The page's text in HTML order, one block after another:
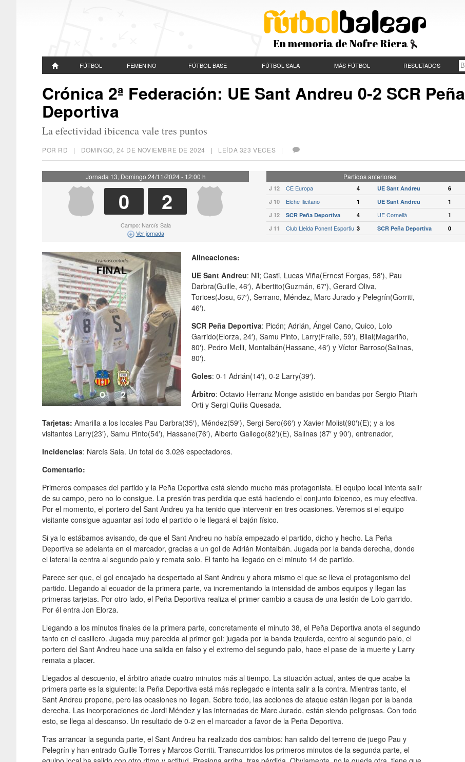
En memoria de Nofre Riera
FÚTBOL FEMENINO FÚTBOL BASE FÚTBOL SALA MÁS FÚTBOL RESULTADOS
Crónica 2ª Federación: UE Sant Andreu 0-2 SCR Peña
Deportiva
La efectividad ibicenca vale tres puntos
POR RD | DOMINGO, 24 DE NOVIEMBRE DE 2024 | LEÍDA 323 VECES |
Jornada 13, Domingo 24/11/2024 - 12:00 h
0 2
Campo: Narcís Sala
Ver jornada
Partidos anteriores
J 12 CE Europa 4 UE Sant Andreu
6
J 10
Elche Ilicitano 1 UE Sant Andreu
1
J 12
SCR Peña Deportiva 4 UE Cornellà
1
J 11
Club Lleida Ponent Esportiu 3 SCR Peña Deportiva 0
Alineaciones:
UE Sant Andreu: Nil; Casti, Lucas Viña(Ernest Forgas, 58′), Pau
Darbra(Guille, 46′), Albertito(Guzmán, 67′), Gerard Oliva,
Torices(Josu, 67′), Serrano, Méndez, Marc Jurado y Pelegrín(Gorriti,
46′).
SCR Peña Deportiva: Picón; Adrián, Ángel Cano, Quico, Lolo
Garrido(Elorza, 24′), Samu Pinto, Larry(Fraile, 59′), Bilal(Magariño,
80′), Pedro Melli, Montalbán(Hassane, 46′) y Víctor Barroso(Salinas,
80′).
Goles: 0-1 Adrián(14′), 0-2 Larry(39′).
Árbitro: Octavio Herranz Monge asistido en bandas por Sergio Pitarh
Orti y Sergi Quilis Quesada.
Tarjetas: Amarilla a los locales Pau Darbra(35′), Méndez(59′), Sergi Sero(66′) y Xavier Molist(90′)(E); y a los
visitantes Larry(23′), Samu Pinto(54′), Hassane(76′), Alberto Gallego(82′)(E), Salinas (87′ y 90′), entrenador,
Incidencias: Narcís Sala. Un total de 3.026 espectadores.
Comentario:
Primeros compases del partido y la Peña Deportiva está siendo mucho más protagonista. El equipo local intenta salir
de su campo, pero no lo consigue. La presión tras perdida que está haciendo el conjunto ibicenco, es muy efectiva.
Por el momento, el portero del Sant Andreu ya ha tenido que intervenir en tres ocasiones. Veremos si el equipo
visitante consigue aguantar así todo el partido o le llegará el bajón físico.
Si ya lo estábamos avisando, de que el Sant Andreu no había empezado el partido, dicho y hecho. La Peña
Deportiva se adelanta en el marcador, gracias a un gol de Adrián Montalbán. Jugada por la banda derecha, donde
el lateral la centra al segundo palo y remata solo. El tanto ha llegado en el minuto 14 de partido.
Parece ser que, el gol encajado ha despertado al Sant Andreu y ahora mismo el que se lleva el protagonismo del
partido. Llegando al ecuador de la primera parte, va incrementando la intensidad de ambos equipos y llegan las
primeras tarjetas. Por otro lado, el Peña Deportiva realiza el primer cambio a causa de una lesión de Lolo garrido.
Por él entra Jon Elorza.
Llegando a los minutos finales de la primera parte, concretamente el minuto 38, el Peña Deportiva anota el segundo
tanto en el casillero. Jugada muy parecida al primer gol: jugada por la banda izquierda, centro al segundo palo, el
portero del Sant Andreu hace una salida en falso y el extremo del segundo palo, hace el pase de la muerte y Larry
remata a placer.
Llegados al descuento, el árbitro añade cuatro minutos más al tiempo. La situación actual, antes de que acabe la
primera parte es la siguiente: la Peña Deportiva está más replegado e intenta salir a la contra. Mientras tanto, el
Sant Andreu propone, pero las ocasiones no llegan. Sobre todo, las acciones de ataque están llegan por la banda
derecha. Las incorporaciones de Jordi Méndez y las internadas de Marc Jurado, están siendo peligrosas. Con todo
esto, se llega al descanso. Un resultado de 0-2 en el marcador a favor de la Peña Deportiva.
Tras arrancar la segunda parte, el Sant Andreu ha realizado dos cambios: han salido del terreno de juego Pau y
Pelegrín y han entrado Guille Torres y Marcos Gorriti. Transcurridos los primeros minutos de la segunda parte, el